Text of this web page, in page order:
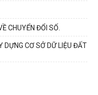
CHUYỂN ĐỔI SỐ.
DỰNG CƠ SỞ DỮ LIỆU ĐẤT